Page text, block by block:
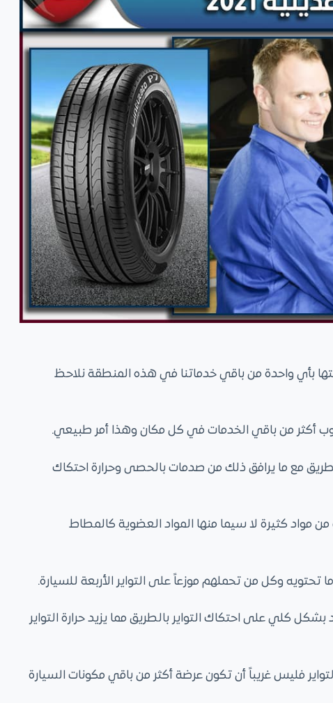
بأي واحدة من باقي خدماتنا في هذه المنطقة نلاحظ
أكثر من باقي الخدمات في كل مكان وهذا أمر طبيعي.
مع ما يرافق ذلك من صدمات بالحصى وحرارة احتكاك
مواد كثيرة لا سيما منها المواد العضوية كالمطاط
وكل من تحملهم موزعاً على التواير الأربعة للسيارة.
كلي على احتكاك التواير بالطريق مما يزيد حرارة التواير
فليس غريباً أن تكون عرضة أكثر من باقي مكونات السيارة